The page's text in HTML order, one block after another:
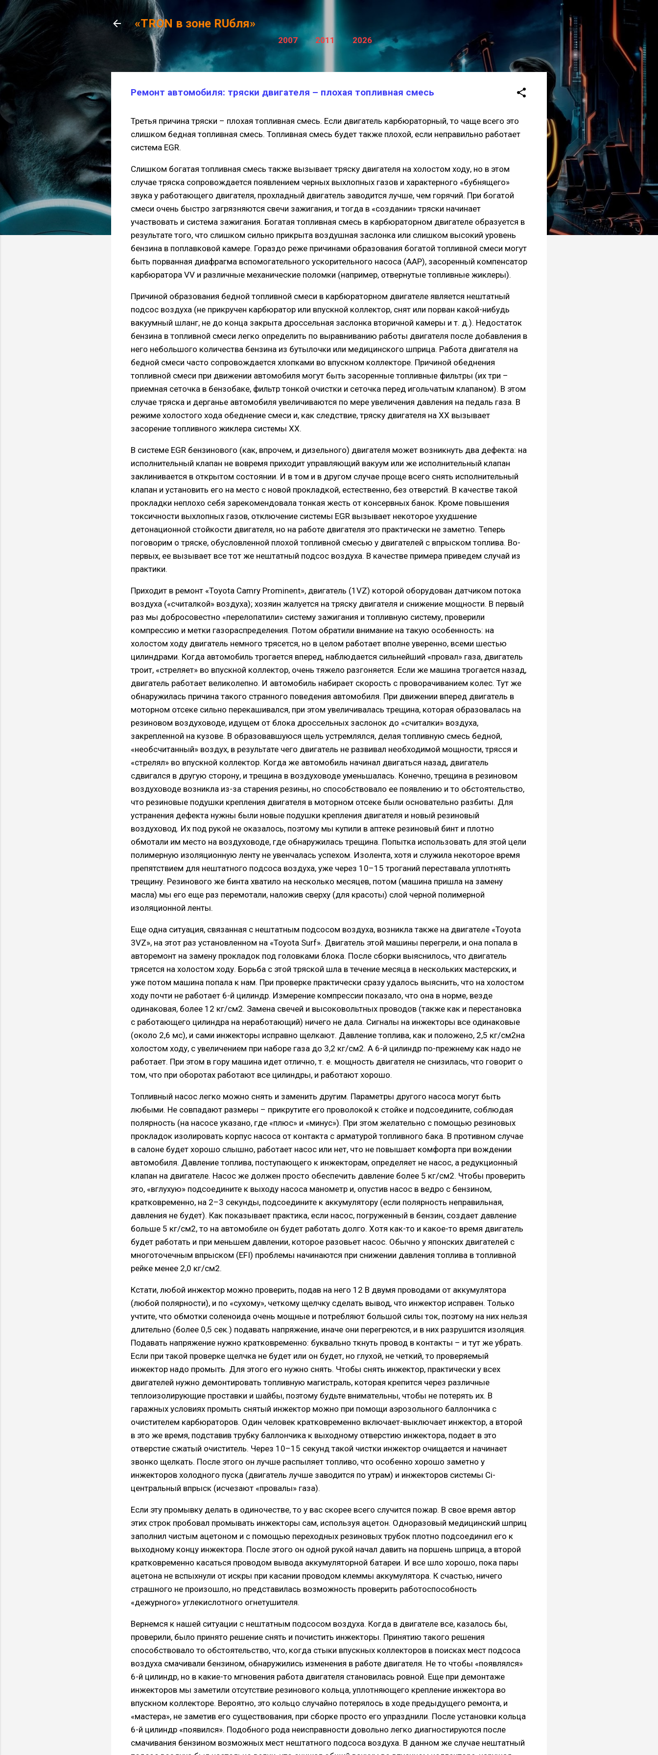
«TRON в зоне RUбля»
2007 2011 2026
Ремонт автомобиля: тряски двигателя – плохая топливная смесь
Третья причина тряски – плохая топливная смесь. Если двигатель карбюраторный, то чаще всего это
слишком бедная топливная смесь. Топливная смесь будет также плохой, если неправильно работает
система EGR.
Слишком богатая топливная смесь также вызывает тряску двигателя на холостом ходу, но в этом
случае тряска сопровождается появлением черных выхлопных газов и характерного «бубнящего»
звука у работающего двигателя, прохладный двигатель заводится лучше, чем горячий. При богатой
смеси очень быстро загрязняются свечи зажигания, и тогда в «создании» тряски начинает
участвовать и система зажигания. Богатая топливная смесь в карбюраторном двигателе образуется в
результате того, что слишком сильно прикрыта воздушная заслонка или слишком высокий уровень
бензина в поплавковой камере. Гораздо реже причинами образования богатой топливной смеси могут
быть порванная диафрагма вспомогательного ускорительного насоса (AAP), засоренный компенсатор
карбюратора VV и различные механические поломки (например, отвернутые топливные жиклеры).
Причиной образования бедной топливной смеси в карбюраторном двигателе является нештатный
подсос воздуха (не прикручен карбюратор или впускной коллектор, снят или порван какой-нибудь
вакуумный шланг, не до конца закрыта дроссельная заслонка вторичной камеры и т. д.). Недостаток
бензина в топливной смеси легко определить по выравниванию работы двигателя после добавления в
него небольшого количества бензина из бутылочки или медицинского шприца. Работа двигателя на
бедной смеси часто сопровождается хлопками во впускном коллекторе. Причиной обеднения
топливной смеси при движении автомобиля могут быть засоренные топливные фильтры (их три –
приемная сеточка в бензобаке, фильтр тонкой очистки и сеточка перед игольчатым клапаном). В этом
случае тряска и дерганье автомобиля увеличиваются по мере увеличения давления на педаль газа. В
режиме холостого хода обеднение смеси и, как следствие, тряску двигателя на ХХ вызывает
засорение топливного жиклера системы ХХ.
В системе EGR бензинового (как, впрочем, и дизельного) двигателя может возникнуть два дефекта: на
исполнительный клапан не вовремя приходит управляющий вакуум или же исполнительный клапан
заклинивается в открытом состоянии. И в том и в другом случае проще всего снять исполнительный
клапан и установить его на место с новой прокладкой, естественно, без отверстий. В качестве такой
прокладки неплохо себя зарекомендовала тонкая жесть от консервных банок. Кроме повышения
токсичности выхлопных газов, отключение системы EGR вызывает некоторое ухудшение
детонационной стойкости двигателя, но на работе двигателя это практически не заметно. Теперь
поговорим о тряске, обусловленной плохой топливной смесью у двигателей с впрыском топлива. Во-
первых, ее вызывает все тот же нештатный подсос воздуха. В качестве примера приведем случай из
практики.
Приходит в ремонт «Toyota Camry Prominent», двигатель (1VZ) которой оборудован датчиком потока
воздуха («считалкой» воздуха); хозяин жалуется на тряску двигателя и снижение мощности. В первый
раз мы добросовестно «перелопатили» систему зажигания и топливную систему, проверили
компрессию и метки газораспределения. Потом обратили внимание на такую особенность: на
холостом ходу двигатель немного трясется, но в целом работает вполне уверенно, всеми шестью
цилиндрами. Когда автомобиль трогается вперед, наблюдается сильнейший «провал» газа, двигатель
троит, «стреляет» во впускной коллектор, очень тяжело разгоняется. Если же машина трогается назад,
двигатель работает великолепно. И автомобиль набирает скорость с проворачиванием колес. Тут же
обнаружилась причина такого странного поведения автомобиля. При движении вперед двигатель в
моторном отсеке сильно перекашивался, при этом увеличивалась трещина, которая образовалась на
резиновом воздуховоде, идущем от блока дроссельных заслонок до «считалки» воздуха,
закрепленной на кузове. В образовавшуюся щель устремлялся, делая топливную смесь бедной,
«необсчитанный» воздух, в результате чего двигатель не развивал необходимой мощности, трясся и
«стрелял» во впускной коллектор. Когда же автомобиль начинал двигаться назад, двигатель
сдвигался в другую сторону, и трещина в воздуховоде уменьшалась. Конечно, трещина в резиновом
воздуховоде возникла из-за старения резины, но способствовало ее появлению и то обстоятельство,
что резиновые подушки крепления двигателя в моторном отсеке были основательно разбиты. Для
устранения дефекта нужны были новые подушки крепления двигателя и новый резиновый
воздуховод. Их под рукой не оказалось, поэтому мы купили в аптеке резиновый бинт и плотно
обмотали им место на воздуховоде, где обнаружилась трещина. Попытка использовать для этой цели
полимерную изоляционную ленту не увенчалась успехом. Изолента, хотя и служила некоторое время
препятствием для нештатного подсоса воздуха, уже через 10–15 троганий переставала уплотнять
трещину. Резинового же бинта хватило на несколько месяцев, потом (машина пришла на замену
масла) мы его еще раз перемотали, наложив сверху (для красоты) слой черной полимерной
изоляционной ленты.
Еще одна ситуация, связанная с нештатным подсосом воздуха, возникла также на двигателе «Toyota
3VZ», на этот раз установленном на «Toyota Surf». Двигатель этой машины перегрели, и она попала в
авторемонт на замену прокладок под головками блока. После сборки выяснилось, что двигатель
трясется на холостом ходу. Борьба с этой тряской шла в течение месяца в нескольких мастерских, и
уже потом машина попала к нам. При проверке практически сразу удалось выяснить, что на холостом
ходу почти не работает 6-й цилиндр. Измерение компрессии показало, что она в норме, везде
одинаковая, более 12 кг/см2. Замена свечей и высоковольтных проводов (также как и перестановка
с работающего цилиндра на неработающий) ничего не дала. Сигналы на инжекторы все одинаковые
(около 2,6 мс), и сами инжекторы исправно щелкают. Давление топлива, как и положено, 2,5 кг/см2на
холостом ходу, с увеличением при наборе газа до 3,2 кг/см2. А 6-й цилиндр по-прежнему как надо не
работает. При этом в гору машина идет отлично, т. е. мощность двигателя не снизилась, что говорит о
том, что при оборотах работают все цилиндры, и работают хорошо.
Топливный насос легко можно снять и заменить другим. Параметры другого насоса могут быть
любыми. Не совпадают размеры – прикрутите его проволокой к стойке и подсоедините, соблюдая
полярность (на насосе указано, где «плюс» и «минус»). При этом желательно с помощью резиновых
прокладок изолировать корпус насоса от контакта с арматурой топливного бака. В противном случае
в салоне будет хорошо слышно, работает насос или нет, что не повышает комфорта при вождении
автомобиля. Давление топлива, поступающего к инжекторам, определяет не насос, а редукционный
клапан на двигателе. Насос же должен просто обеспечить давление более 5 кг/см2. Чтобы проверить
это, «вглухую» подсоедините к выходу насоса манометр и, опустив насос в ведро с бензином,
кратковременно, на 2–3 секунды, подсоедините к аккумулятору (если полярность неправильная,
давления не будет). Как показывает практика, если насос, погруженный в бензин, создает давление
больше 5 кг/см2, то на автомобиле он будет работать долго. Хотя как-то и какое-то время двигатель
будет работать и при меньшем давлении, которое разовьет насос. Обычно у японских двигателей с
многоточечным впрыском (EFI) проблемы начинаются при снижении давления топлива в топливной
рейке менее 2,0 кг/см2.
Кстати, любой инжектор можно проверить, подав на него 12 В двумя проводами от аккумулятора
(любой полярности), и по «сухому», четкому щелчку сделать вывод, что инжектор исправен. Только
учтите, что обмотки соленоида очень мощные и потребляют большой силы ток, поэтому на них нельзя
длительно (более 0,5 сек.) подавать напряжение, иначе они перегреются, и в них разрушится изоляция.
Подавать напряжение нужно кратковременно: буквально ткнуть провод в контакты – и тут же убрать.
Если при такой проверке щелчка не будет или он будет, но глухой, не четкий, то проверяемый
инжектор надо промыть. Для этого его нужно снять. Чтобы снять инжектор, практически у всех
двигателей нужно демонтировать топливную магистраль, которая крепится через различные
теплоизолирующие проставки и шайбы, поэтому будьте внимательны, чтобы не потерять их. В
гаражных условиях промыть снятый инжектор можно при помощи аэрозольного баллончика с
очистителем карбюраторов. Один человек кратковременно включает-выключает инжектор, а второй
в это же время, подставив трубку баллончика к выходному отверстию инжектора, подает в это
отверстие сжатый очиститель. Через 10–15 секунд такой чистки инжектор очищается и начинает
звонко щелкать. После этого он лучше распыляет топливо, что особенно хорошо заметно у
инжекторов холодного пуска (двигатель лучше заводится по утрам) и инжекторов системы Ci-
центральный впрыск (исчезают «провалы» газа).
Если эту промывку делать в одиночестве, то у вас скорее всего случится пожар. В свое время автор
этих строк пробовал промывать инжекторы сам, используя ацетон. Одноразовый медицинский шприц
заполнил чистым ацетоном и с помощью переходных резиновых трубок плотно подсоединил его к
выходному концу инжектора. После этого он одной рукой начал давить на поршень шприца, а второй
кратковременно касаться проводом вывода аккумуляторной батареи. И все шло хорошо, пока пары
ацетона не вспыхнули от искры при касании проводом клеммы аккумулятора. К счастью, ничего
страшного не произошло, но представилась возможность проверить работоспособность
«дежурного» углекислотного огнетушителя.
Вернемся к нашей ситуации с нештатным подсосом воздуха. Когда в двигателе все, казалось бы,
проверили, было принято решение снять и почистить инжекторы. Принятию такого решения
способствовало то обстоятельство, что, когда стыки впускных коллекторов в поисках мест подсоса
воздуха смачивали бензином, обнаружились изменения в работе двигателя. Не то чтобы «появлялся»
6-й цилиндр, но в какие-то мгновения работа двигателя становилась ровной. Еще при демонтаже
инжекторов мы заметили отсутствие резинового кольца, уплотняющего крепление инжектора во
впускном коллекторе. Вероятно, это кольцо случайно потерялось в ходе предыдущего ремонта, и
«мастера», не заметив его существования, при сборке просто его упразднили. После установки кольца
6-й цилиндр «появился». Подобного рода неисправности довольно легко диагностируются после
смачивания бензином возможных мест нештатного подсоса воздуха. В данном же случае нештатный